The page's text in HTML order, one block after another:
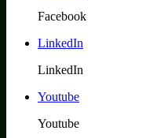
Facebook
LinkedIn
LinkedIn
Youtube
Youtube